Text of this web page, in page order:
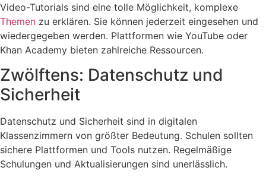
Video-Tutorials sind eine tolle Möglichkeit, komplexe
Themen zu erklären. Sie können jederzeit eingesehen und
wiedergegeben werden. Plattformen wie YouTube oder
Khan Academy bieten zahlreiche Ressourcen.
Zwölftens: Datenschutz und
Sicherheit
Datenschutz und Sicherheit sind in digitalen
Klassenzimmern von größter Bedeutung. Schulen sollten
sichere Plattformen und Tools nutzen. Regelmäßige
Schulungen und Aktualisierungen sind unerlässlich.